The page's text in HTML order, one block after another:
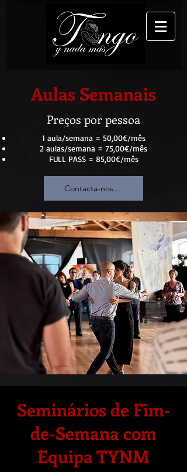
Aulas Semanais
Preços por pessoa
1 aula/semana = 50,00€/mês
2 aulas/semana = 75,00€/mês​​
FULL PASS = 85,00€/mês
Contacta-nos...
Seminários de Fim-
de-Semana com
Equipa TYNM